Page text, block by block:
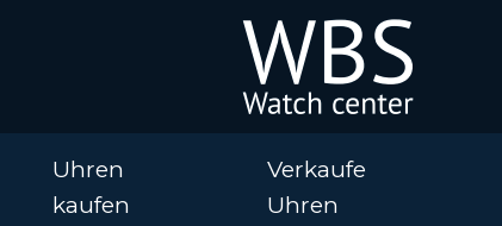
Uhren
kaufen
Verkaufe
Uhren